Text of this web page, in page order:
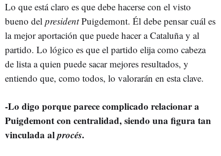
Lo que está claro es que debe hacerse con el visto
bueno del presidentPuigdemont. Él debe pensar cuál es
la mejor aportación que puede hacer a Cataluña y al
partido. Lo lógico es que el partido elija como cabeza
de lista a quien puede sacar mejores resultados, y
entiendo que, como todos, lo valorarán en esta clave.
-Lo digo porque parece complicado relacionar a
Puigdemont con centralidad, siendo una figura tan
vinculada alprocés.